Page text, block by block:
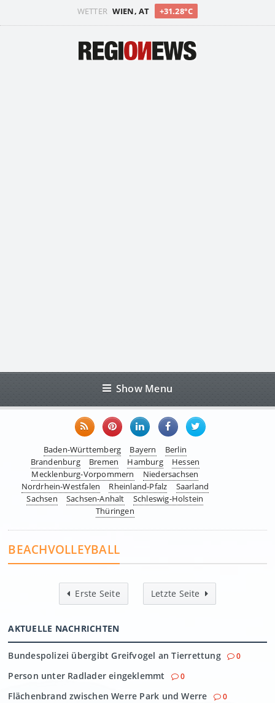
WETTER WIEN, AT +31.28°C
Show Menu
Baden-Württemberg Bayern
Berlin
Brandenburg
Bremen Hamburg
Hessen
Mecklenburg-Vorpommern
Niedersachsen
Nordrhein-Westfalen
Rheinland-Pfalz
Saarland
Sachsen
Sachsen-Anhalt
Schleswig-Holstein
Thüringen
BEACHVOLLEYBALL
Erste Seite Letzte Seite
AKTUELLE NACHRICHTEN
Bundespolizei übergibt Greifvogel an Tierrettung 0
Person unter Radlader eingeklemmt 0
Flächenbrand zwischen Werre Park und Werre 0